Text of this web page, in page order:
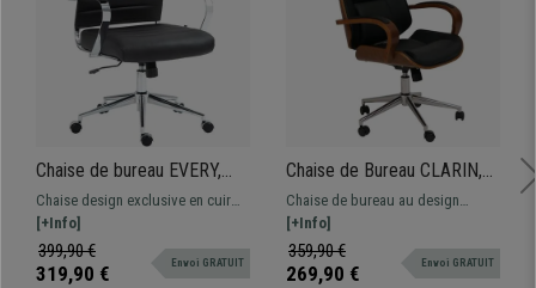
Chaise de bureau EVERY,
Structure Métallique
Chromée, Design élégant,
Cuir authentique, Noir
Chaise design exclusive en cuir
avec une structure chromée.
Fabrication de grande qualité avec
des matériaux premium. Confort
[+Info]
399,90 €
319,90 € Envoi GRATUIT
Chaise de Bureau CLARIN,
Style Scandinave,
Rembourrage Épais, Bois
couleur Noyer et Cuir, Noir
Chaise de bureau au design
élégant. Rembourrage épais,
coque en bois et accoudoirs.
[+Info]
359,90 €
269,90 € Envoi GRATUIT